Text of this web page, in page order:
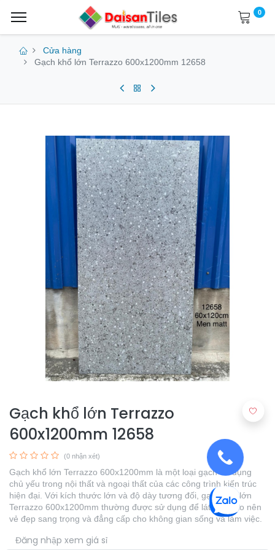
0
Cửa hàng
Gạch khổ lớn Terrazzo 600x1200mm 12658
Gạch khổ lớn Terrazzo
600x1200mm 12658
(0 nhận xét)
Gạch khổ lớn Terrazzo 600x1200mm là một loại gạch sử dụng
chủ yếu trong nội thất và ngoại thất của các công trình kiến trúc
hiện đại. Với kích thước lớn và độ dày tương đối, gạch khổ lớn
Terrazzo 600x1200mm thường được sử dụng để lát sàn, tạo nên
vẻ đẹp sang trọng và đẳng cấp cho không gian sống và làm việc.
Đăng nhập xem giá sỉ